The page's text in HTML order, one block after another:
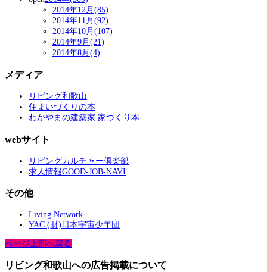
2014年12月(85)
2014年11月(92)
2014年10月(107)
2014年9月(21)
2014年8月(4)
メディア
リビング和歌山
住まいづくりの本
わかやまの建築家 家づくり本
webサイト
リビングカルチャー倶楽部
求人情報GOOD-JOB-NAVI
その他
Living Network
YAC (財)日本宇宙少年団
ページ上部へ戻る
リビング和歌山への広告掲載について